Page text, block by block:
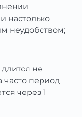
настолько
неудобством;
не
часто период
через 1